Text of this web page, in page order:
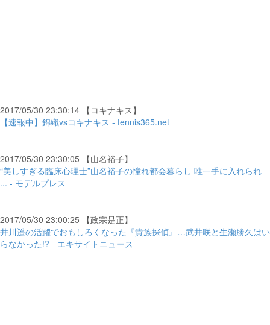
2017/05/30 23:30:14 【コキナキス】
【速報中】錦織vsコキナキス - tennis365.net
2017/05/30 23:30:05 【山名裕子】
“美しすぎる臨床心理士”山名裕子の憧れ都会暮らし 唯一手に入れられ
... - モデルプレス
2017/05/30 23:00:25 【政宗是正】
井川遥の活躍でおもしろくなった『貴族探偵』…武井咲と生瀬勝久はい
らなかった!? - エキサイトニュース